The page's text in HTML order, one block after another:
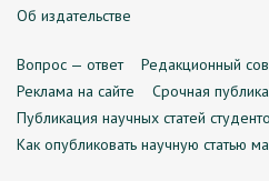
Об издательстве
Вопрос — ответ Редакционный
Реклама на сайте
Срочная
Публикация научных статей
Как опубликовать научную статью